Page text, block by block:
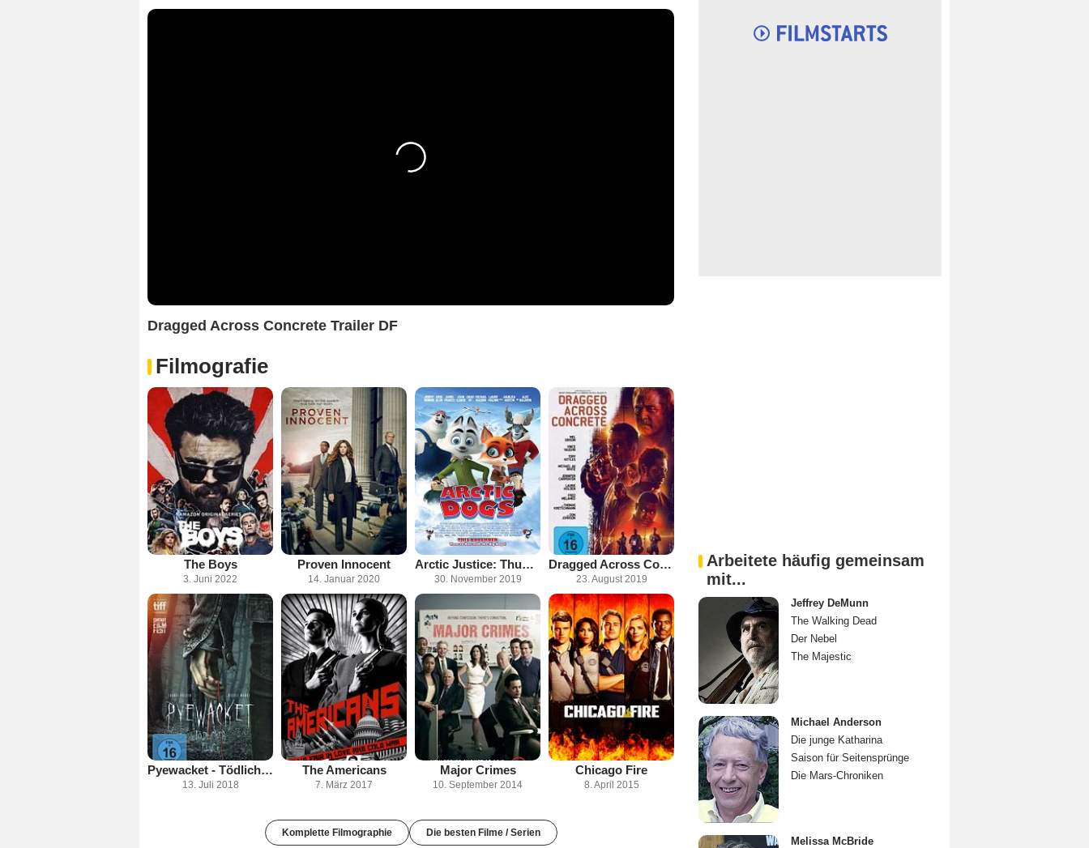
Dragged Across Concrete Trailer DF
Filmografie
The Boys
3. Juni 2022
Proven Innocent
14. Januar 2020
Arctic Justice: Thunder Squad
30. November 2019
Dragged Across Concrete
23. August 2019
Pyewacket - Tödlicher Fluch
13. Juli 2018
The Americans
7. März 2017
Major Crimes
10. September 2014
Chicago Fire
8. April 2015
Komplette Filmographie Die besten Filme / Serien
Arbeitete häufig gemeinsam
mit...
Jeffrey DeMunn
The Walking Dead
Der Nebel
The Majestic
Michael Anderson
Die junge Katharina
Saison für Seitensprünge
Die Mars-Chroniken
Melissa McBride